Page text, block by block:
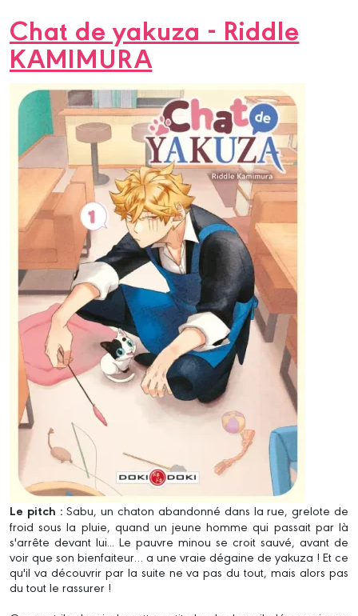
Chat de yakuza - Riddle
KAMIMURA
Le pitch : Sabu, un chaton abandonné dans la rue, grelote de
froid sous la pluie, quand un jeune homme qui passait par là
s'arrête devant lui... Le pauvre minou se croit sauvé, avant de
voir que son bienfaiteur… a une vraie dégaine de yakuza ! Et ce
qu'il va découvrir par la suite ne va pas du tout, mais alors pas
du tout le rassurer !